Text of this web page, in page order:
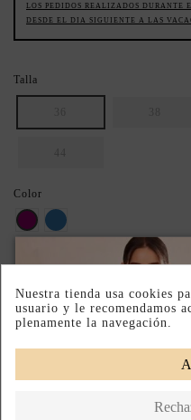
LOS PEDIDOS REALIZADOS DURANTE
DESDE EL DIA SIGUIENTE A LAS
Talla
Color
buganvilla
Azul
ASEGURA TU
PRODUCTO AGOTADO
Déjanos tu email y te avisaremos
Nuestra tienda usa cookies
usuario y le recomendamos
plenamente la navegación.